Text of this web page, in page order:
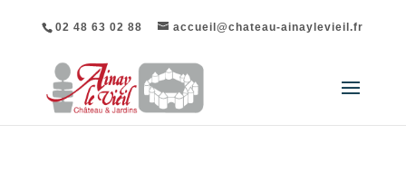
02 48 63 02 88 accueil@chateau-ainaylevieil.fr